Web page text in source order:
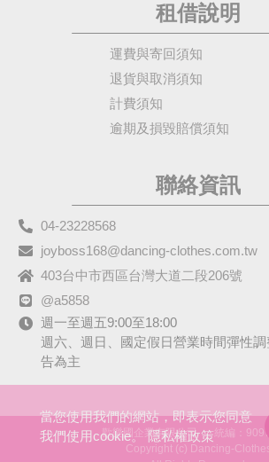
租借說明
運費與寄回須知
退貨與取消須知
計費須知
逾期及損毀賠償須知
聯絡資訊
04-23228568
joyboss168@dancing-clothes.com.tw
403台中市西區台灣大道二段206號
@a5858
週一至週五9:00至18:00
週六、週日、國定假日營業時間彈性
告為主
歡樂國企業有限公司
統編：
Copyright (c) Dancing-
當您使用我們的網站，即表示您同意
我們使用cookie。隱私權政策